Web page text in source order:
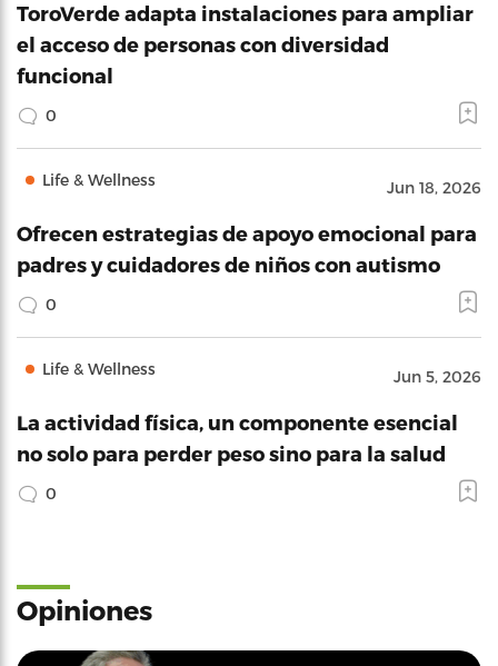
ToroVerde adapta instalaciones para ampliar
el acceso de personas con diversidad
funcional
0
Life & Wellness Jun 18, 2026
Ofrecen estrategias de apoyo emocional para
padres y cuidadores de niños con autismo
0
Life & Wellness Jun 5, 2026
La actividad física, un componente esencial
no solo para perder peso sino para la salud
0
Opiniones